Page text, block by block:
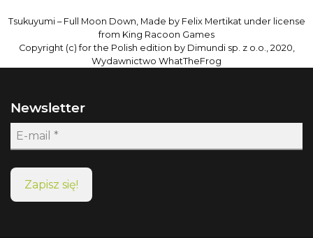
Tsukuyumi – Full Moon Down, Made by Felix Mertikat under license
from King Racoon Games
Copyright (c) for the Polish edition by Dimundi sp. z o.o., 2020,
Wydawnictwo WhatTheFrog
Newsletter